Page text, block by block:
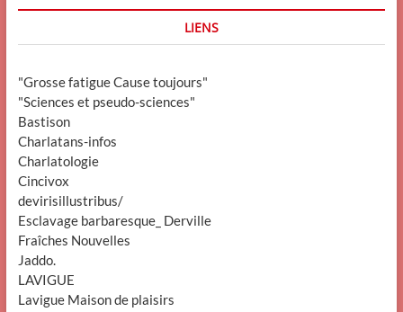
LIENS
"Grosse fatigue Cause toujours"
"Sciences et pseudo-sciences"
Bastison
Charlatans-infos
Charlatologie
Cincivox
devirisillustribus/
Esclavage barbaresque_ Derville
Fraîches Nouvelles
Jaddo.
LAVIGUE
Lavigue Maison de plaisirs